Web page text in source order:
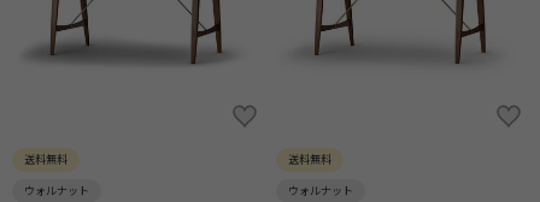
送料無料
ウォルナット
送料無料
ウォルナット